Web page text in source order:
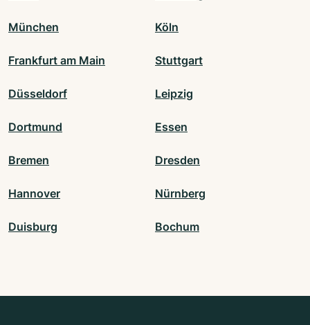
München Köln
Frankfurt am Main Stuttgart
Düsseldorf Leipzig
Dortmund Essen
Bremen Dresden
Hannover Nürnberg
Duisburg Bochum